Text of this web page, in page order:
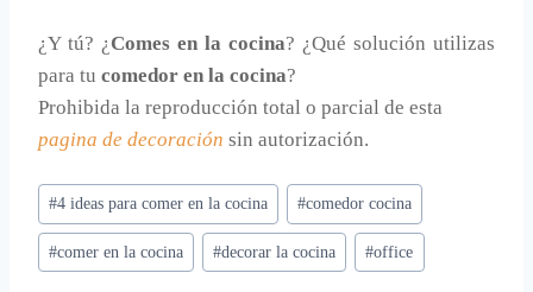
¿Y tú? ¿Comes en la cocina? ¿Qué solución utilizas
para tu comedor en la cocina?
Prohibida la reproducción total o parcial de esta
pagina de decoración sin autorización.
Etiquetas
de
la
#4 ideas para comer en la cocina #comedor cocina
#comer en la cocina #decorar la cocina #office